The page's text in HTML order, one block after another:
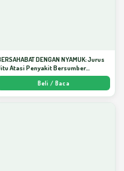
DENGAN NYAMUK: Jurus
Atasi Penyakit Bersumber
- Arda Dinata
Beli / Baca